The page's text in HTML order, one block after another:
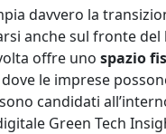
davvero la
anche sul fronte del
offre uno spazio
dove le imprese
candidati
Green Tech